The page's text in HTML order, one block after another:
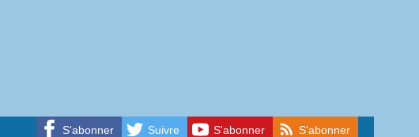
S'abonner Suivre S'abonner S'abonner